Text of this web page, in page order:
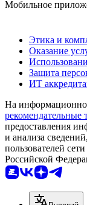
Мобильное
Этика и
Оказание
Защита
ИТ
На
рекомендательные
предоставления
и анализа
пользователей
Российской